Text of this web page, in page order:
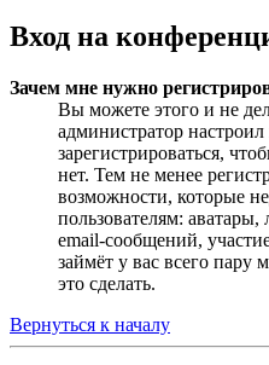
Вход на
Зачем мне нужно
Вы можете этого и не
администратор
зарегистрироваться,
нет. Тем не менее
возможности, которые
пользователям:
email-сообщений,
займёт у вас всего
это сделать.
Вернуться к началу